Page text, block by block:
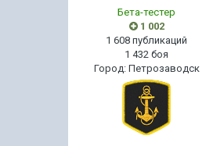
Бета-тестер
1 002
1 608 публикаций
1 432 боя
Город: Петрозаводск